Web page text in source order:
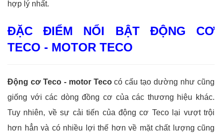
hợp lý nhất.
ĐẶC ĐIỂM NỔI BẬT ĐỘNG CƠ
TECO - MOTOR TECO
Động cơ Teco - motor Tecocó cấu tạo dường như cũng
giống với các dòng đồng cơ của các thương hiệu khác.
Tuy nhiên, về sự cải tiến của động cơ Teco lại vượt trội
hơn hẳn và có nhiều lợi thế hơn về mặt chất lượng cũng